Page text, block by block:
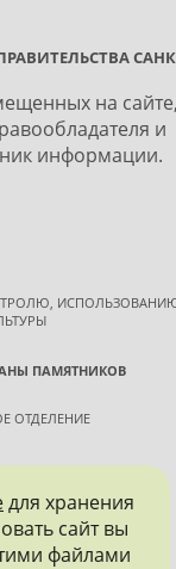
на
и
информации.
ПАМЯТНИКОВ
ОТДЕЛЕНИЕ
для хранения
сайт вы
файлами